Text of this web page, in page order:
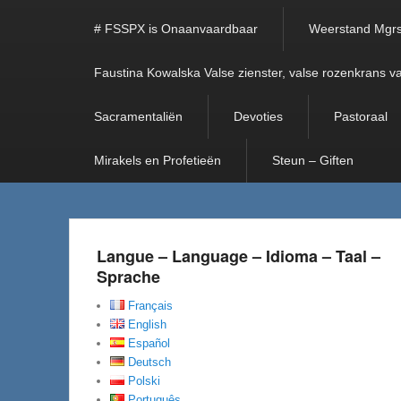
# FSSPX is Onaanvaardbaar Weerstand
Faustina Kowalska Valse zienster, valse rozenkrans
Sacramentaliën Devoties Pastoraal
Mirakels en Profetieën Steun – Giften
Langue – Language – Idioma – Taal –
Sprache
Français
English
Español
Deutsch
Polski